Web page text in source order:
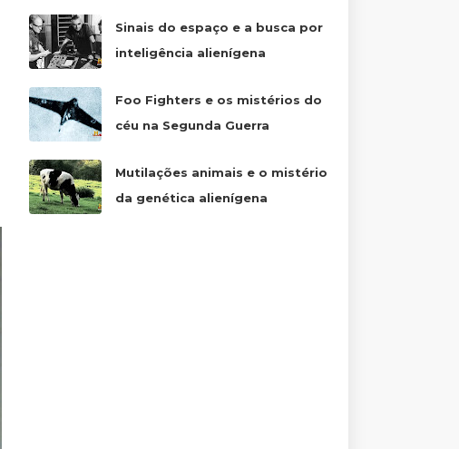
Sinais do espaço e a busca por
inteligência alienígena
Foo Fighters e os mistérios do
céu na Segunda Guerra
Mutilações animais e o mistério
da genética alienígena